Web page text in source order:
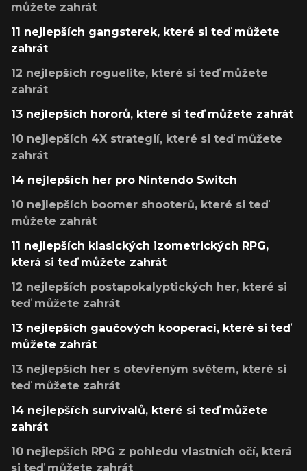
můžete zahrát
11 nejlepších gangsterek, které si teď můžete
zahrát
12 nejlepších roguelite, které si teď můžete
zahrát
13 nejlepších hororů, které si teď můžete zahrát
10 nejlepších 4X strategií, které si teď můžete
zahrát
14 nejlepších her pro Nintendo Switch
10 nejlepších boomer shooterů, které si teď
můžete zahrát
11 nejlepších klasických izometrických RPG,
která si teď můžete zahrát
12 nejlepších postapokalyptických her, které si
teď můžete zahrát
13 nejlepších gaučových kooperací, které si teď
můžete zahrát
13 nejlepších her s otevřeným světem, které si
teď můžete zahrát
14 nejlepších survivalů, které si teď můžete
zahrát
10 nejlepších RPG z pohledu vlastních očí, která
si teď můžete zahrát